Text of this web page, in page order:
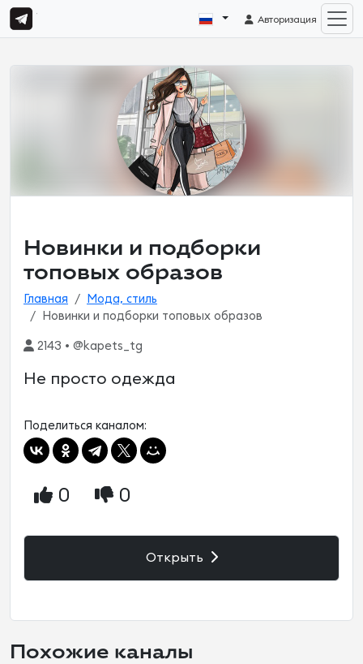
Авторизация
Новинки и подборки
топовых образов
Главная
Мода, стиль
Новинки и подборки топовых образов
2143 • @kapets_tg
Не просто одежда
Поделиться каналом:
0 0
Открыть
Похожие каналы